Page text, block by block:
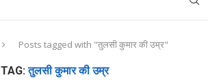
Posts tagged with "तुलसी कुमार की उम्र"
TAG:तुलसी कुमार की उम्र